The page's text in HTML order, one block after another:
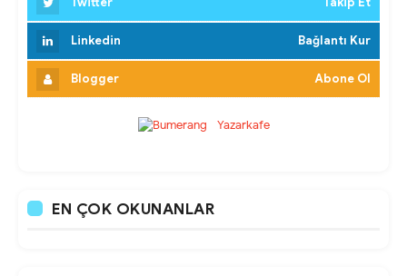
Linkedin Bağlantı Kur
Blogger Abone Ol
EN ÇOK OKUNANLAR